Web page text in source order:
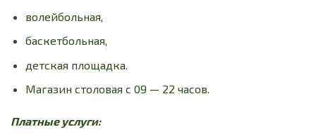
волейбольная,
баскетбольная,
детская площадка.
Магазин столовая с 09 — 22 часов.
Платные услуги: